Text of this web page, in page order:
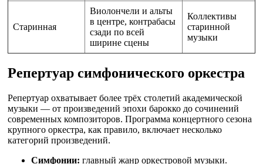
Старинная
Виолончели и альты
в центре, контрабасы
сзади по всей
ширине сцены
Коллективы
старинной
музыки
Репертуар симфонического оркестра
Репертуар охватывает более трёх столетий академической
музыки — от произведений эпохи барокко до сочинений
современных композиторов. Программа концертного сезона
крупного оркестра, как правило, включает несколько
категорий произведений.
Симфонии: главный жанр оркестровой музыки.